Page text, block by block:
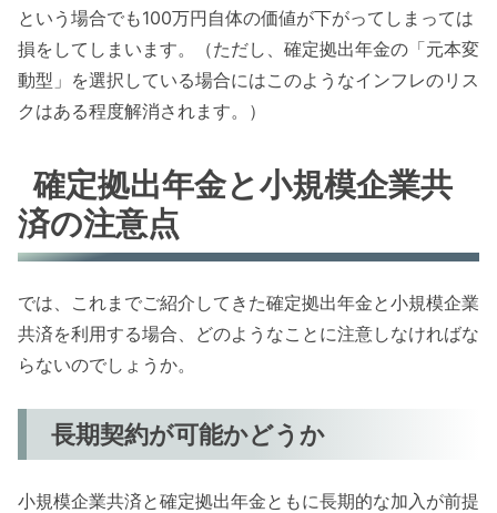
という場合でも100万円自体の価値が下がってしまっては
損をしてしまいます。（ただし、確定拠出年金の「元本変
動型」を選択している場合にはこのようなインフレのリス
クはある程度解消されます。）
確定拠出年金と小規模企業共
済の注意点
では、これまでご紹介してきた確定拠出年金と小規模企業
共済を利用する場合、どのようなことに注意しなければな
らないのでしょうか。
長期契約が可能かどうか
小規模企業共済と確定拠出年金ともに長期的な加入が前提